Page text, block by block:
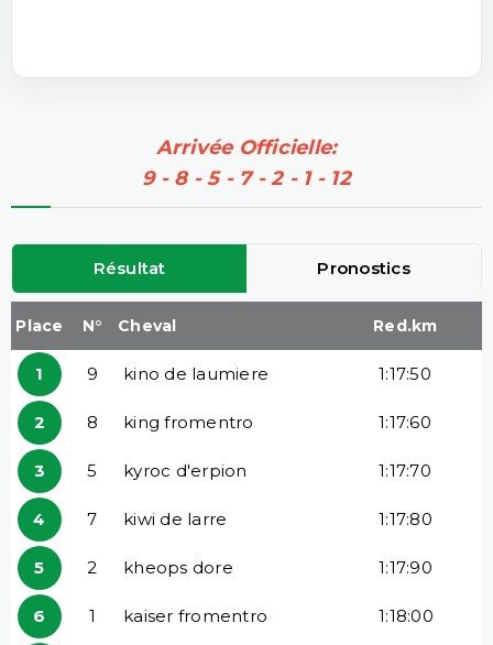
Arrivée Officielle:
9 - 8 - 5 - 7 - 2 - 1 - 12
Résultat Pronostics
Place N° Cheval Red.km
1 9 kino de laumiere 1:17:50
2 8 king fromentro 1:17:60
3 5 kyroc d'erpion 1:17:70
4 7 kiwi de larre 1:17:80
5 2 kheops dore 1:17:90
6 1 kaiser fromentro 1:18:00